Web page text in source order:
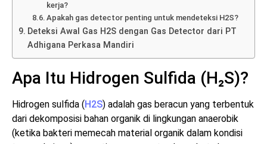
kerja?
Apakah gas detector penting untuk mendeteksi H2S?
Deteksi Awal Gas H2S dengan Gas Detector dari PT
Adhigana Perkasa Mandiri
Apa Itu Hidrogen Sulfida (H₂S)?
Hidrogen sulfida (H2S) adalah gas beracun yang terbentuk
dari dekomposisi bahan organik di lingkungan anaerobik
(ketika bakteri memecah material organik dalam kondisi